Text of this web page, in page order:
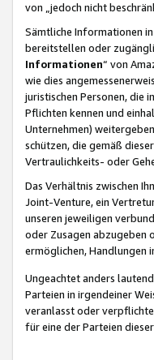
von „jedoch nicht
Sämtliche Informationen
bereitstellen oder
Informationen“ von
wie dies
juristischen Personen, die
Pflichten kennen und
Unternehmen)
schützen, die gemäß
Vertraulichkeits- oder
Das Verhältnis zwischen
Joint-Venture, ein
unseren jeweiligen
oder Zusagen abzugeben
ermöglichen, Handlungen
Ungeachtet anders
Parteien in irgendeiner
veranlasst oder
für eine der Parteien